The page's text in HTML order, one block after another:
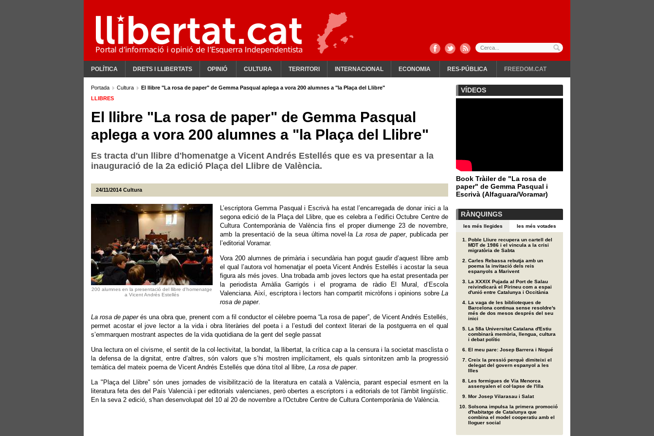
POLÍTICA DRETS I LLIBERTATS OPINIÓ CULTURA TERRITORI INTERNACIONAL ECONOMIA RES-PÚBLICA FREEDOM.CAT
Portada Cultura
El llibre "La rosa de paper" de Gemma Pasqual aplega a vora 200 alumnes a "la Plaça del Llibre"
LLIBRES
El llibre "La rosa de paper" de Gemma Pasqual
aplega a vora 200 alumnes a "la Plaça del Llibre"
Es tracta d'un llibre d'homenatge a Vicent Andrés Estellés que es va presentar a la
inauguració de la 2a edició Plaça del Llibre de València.
24/11/2014 Cultura
200 alumnes en la presentació del llibre d'homenatge
a Vicent Andrés Estellés
L’escriptora Gemma Pasqual i Escrivà ha estat l’encarregada de donar inici a la
segona edició de la Plaça del Llibre, que es celebra a l’edifici Octubre Centre de
Cultura Contemporània de València fins el proper diumenge 23 de novembre,
amb la presentació de la seua última novel·la La rosa de paper, publicada per
l’editorial Voramar.
Vora 200 alumnes de primària i secundària han pogut gaudir d’aquest llibre amb
el qual l’autora vol homenatjar el poeta Vicent Andrés Estellés i acostar la seua
figura als més joves. Una trobada amb joves lectors que ha estat presentada per
la periodista Amàlia Garrigós i el programa de ràdio El Mural, d’Escola
Valenciana. Així, escriptora i lectors han compartit micròfons i opinions sobre La
rosa de paper.
La rosa de paperés una obra que, prenent com a fil conductor el cèlebre poema “La rosa de paper”, de Vicent Andrés Estellés,
permet acostar el jove lector a la vida i obra literàries del poeta i a l’estudi del context literari de la postguerra en el qual
s’emmarquen mostrant aspectes de la vida quotidiana de la gent del segle passat
Una lectura on el civisme, el sentit de la col·lectivitat, la bondat, la llibertat, la crítica cap a la censura i la societat masclista o
la defensa de la dignitat, entre d’altres, són valors que s’hi mostren implícitament, els quals sintonitzen amb la progressió
temàtica del mateix poema de Vicent Andrés Estellés que dóna títol al llibre, La rosa de paper.
La "Plaça del Llibre" són unes jornades de visibilització de la literatura en català a València, parant especial esment en la
literatura feta des del País Valencià i per editorials valencianes, però obertes a escriptors i a editorials de tot l'àmbit lingüístic.
En la seva 2 edició, s'han desenvolupat del 10 al 20 de novembre a l'Octubre Centre de Cultura Contemporània de València.
VÍDEOS
Book Tràiler de "La rosa de
paper" de Gemma Pasqual i
Escrivà (Alfaguara/Voramar)
RÀNQUINGS
les més llegides les més votades
Poble Lliure recupera un cartell del
MDT de 1986 i el vincula a la crisi
migratòria de Sabta
Carles Rebassa rebutja amb un
poema la invitació dels reis
espanyols a Marivent
La XXXIX Pujada al Port de Salau
reivindicarà el Pirineu com a espai
d'unió entre Catalunya i Occitània
La vaga de les biblioteques de
Barcelona continua sense resoldre's
més de dos mesos després del seu
inici
La 58a Universitat Catalana d'Estiu
combinarà memòria, llengua, cultura
i debat polític
El meu pare: Josep Barrera i Nogué
Creix la pressió perquè dimiteixi el
delegat del govern espanyol a les
Illes
Les formigues de Via Menorca
assenyalen el col·lapse de l'illa
Mor Josep Vilarasau i Salat
Solsona impulsa la primera promoció
d'habitatge de Catalunya que
combina el model cooperatiu amb el
lloguer social